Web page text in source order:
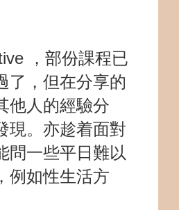
，部份課程已
了，但在分享的
他人的經驗分
現。亦趁着面對
問一些平日難以
例如性生活方